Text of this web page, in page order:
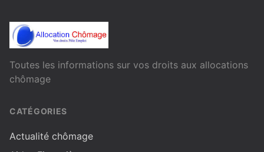
Toutes les informations sur vos droits aux allocations
chômage
CATÉGORIES
Actualité chômage